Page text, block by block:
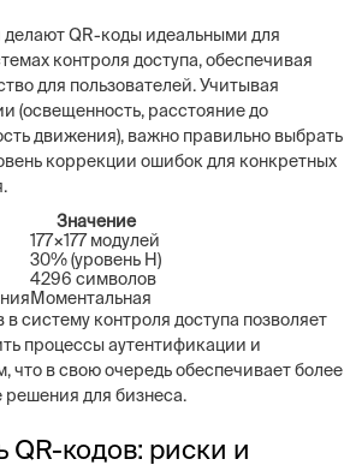
QR-коды идеальными для
контроля доступа, обеспечивая
для пользователей. Учитывая
(освещенность, расстояние до
движения), важно правильно выбрать
коррекции ошибок для конкретных
Значение
177×177 модулей
30% (уровень H)
4296 символов
Моментальная
систему контроля доступа позволяет
процессы аутентификации и
что в свою очередь обеспечивает более
решения для бизнеса.
QR-кодов: риски и